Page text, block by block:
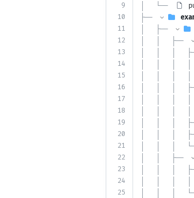
9
10
11
12
13
14
15
16
17
18
19
20
21
22
23
24
25
│   └──
├──
│   ├──
│   │   ├──
│   │   │
│   │   │   │
│   │   │   │
│   │   │
│   │   │   │
│   │   │
│   │   │
│   │   │
│   │   │
│   │   ├──
│   │   │
│   │   │   │
│   │   │